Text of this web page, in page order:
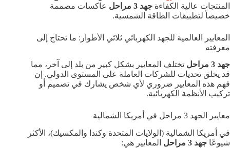
المنتجات عالية الكفاءة جهد 3 مراحل
عاكسات مصممة
خصيصاً لتطبيقات الطاقة الشمسية.
المعايير العالمية للجهد الكهربائي ثلاثي الأطوار: ما تحتاج إلى
معرفته
جهد 3 مراحل
تختلف المعايير بشكل كبير من بلد إلى آخر، مما
قد يخلق تحديات للشركات العاملة على المستوى الدولي. إن
فهم هذه المعايير ضروري لأي شخص يشارك في تصميم أو
تركيب الأنظمة الكهربائية.
معايير الجهد 3 مراحل في أمريكا الشمالية
في أمريكا الشمالية (الولايات المتحدة وكندا والمكسيك)، الأكثر
شيوعًا جهد 3 مراحل المعايير هي: